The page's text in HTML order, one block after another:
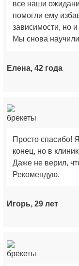
все наши
помогли ему
зависимости, но
Мы снова
Елена, 42 года
Просто спасибо!
конец, но в
Даже не верил,
Рекомендую.
Игорь, 29 лет